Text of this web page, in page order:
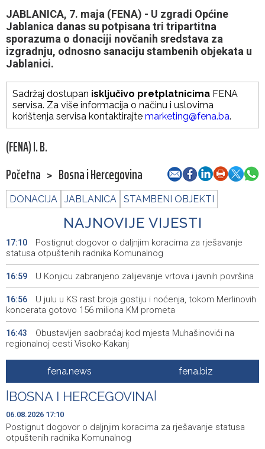
JABLANICA, 7. maja (FENA) - U zgradi Općine
Jablanica danas su potpisana tri tripartitna
sporazuma o donaciji novčanih sredstava za
izgradnju, odnosno sanaciju stambenih objekata u
Jablanici.
Sadržaj dostupan isključivo pretplatnicima FENA
servisa. Za više informacija o načinu i uslovima
korištenja servisa kontaktirajte marketing@fena.ba.
(FENA) I. B.
Početna > Bosna i Hercegovina
DONACIJA JABLANICA STAMBENI OBJEKTI
NAJNOVIJE VIJESTI
17:10
Postignut dogovor o daljnjim koracima za rješavanje
statusa otpuštenih radnika Komunalnog
16:59 U Konjicu zabranjeno zalijevanje vrtova i javnih površina
16:56
U julu u KS rast broja gostiju i noćenja, tokom Merlinovih
koncerata gotovo 156 miliona KM prometa
16:43
Obustavljen saobraćaj kod mjesta Muhašinovići na
regionalnoj cesti Visoko-Kakanj
Ornitološko društvo 'Naše ptice': Stop krivolovu na
16:32
Potvrđena optužnica protiv službenika Suda BiH Seada
Bublina zbog pronevjere
16:30 Četiri igrača Zrinjskog na dvojnoj registraciji u GOŠK-u
fena.news fena.biz
BOSNA I HERCEGOVINA
06.08.2026 17:10
Postignut dogovor o daljnjim koracima za rješavanje statusa
otpuštenih radnika Komunalnog